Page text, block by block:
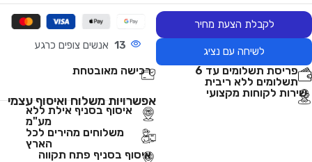
לקבלת הצעת מחיר
לשיחה עם נציג 13 אנשים צופים כרגע
פריסת תשלומים עד 6
תשלומים ללא ריבית
רכישה מאובטחת
שירות לקוחות מקצועי
אפשרויות משלוח ואיסוף עצמי
איסוף בסניף אילת ללא
מע"מ
משלוחים מהירים לכל
הארץ
איסוף בסניף פתח תקווה